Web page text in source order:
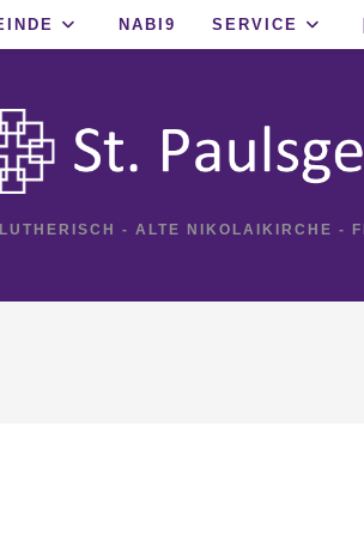
NABI9 SERVICE
- ALTE NIKOLAIKIRCHE -